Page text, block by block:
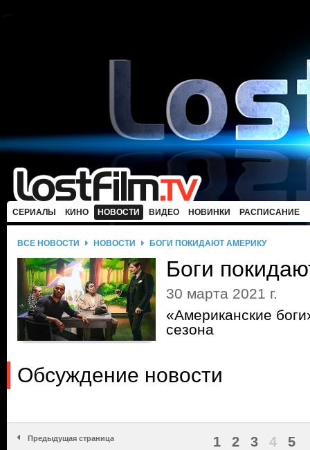
СЕРИАЛЫ КИНО НОВОСТИ ВИДЕО НОВИНКИ РАСПИСАНИЕ
ВСЕ НОВОСТИ НОВОСТИ БОГИ ПОКИДАЮТ АМЕРИКУ
Боги
30 марта 2021 г.
«Американские
сезона
Обсуждение новости
Предыдущая страница 1 2 3 4 5